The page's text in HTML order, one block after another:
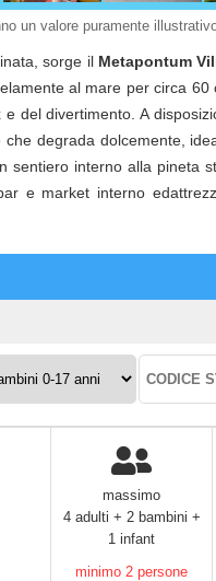
un valore puramente
sorge il Metapontum
al mare per circa
del divertimento. A
degrada dolcemente,
sentiero interno alla pineta
e market interno
struttura:
massimo
4 adulti + 2 bambini +
1 infant
minimo 2 persone